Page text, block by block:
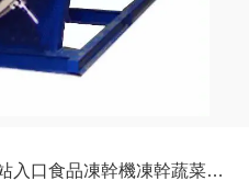
蕾丝视频APP网站入口食品凍幹機凍幹蔬菜行業分析